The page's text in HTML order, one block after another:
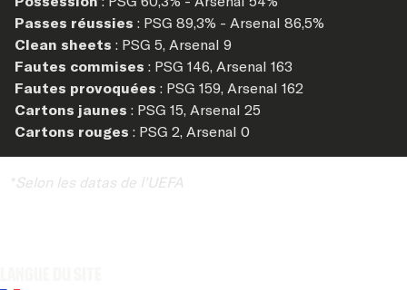
Passes réussies : PSG 89,3% - Arsenal 86,5%
Clean sheets : PSG 5, Arsenal 9
Fautes commises : PSG 146, Arsenal 163
Fautes provoquées : PSG 159, Arsenal 162
Cartons jaunes : PSG 15, Arsenal 25
Cartons rouges : PSG 2, Arsenal 0
*Selon les datas de l'UEFA